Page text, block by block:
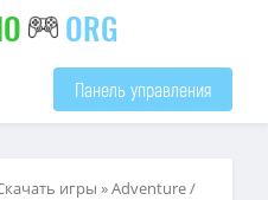
ORG
Панель управления
игры »Adventure /